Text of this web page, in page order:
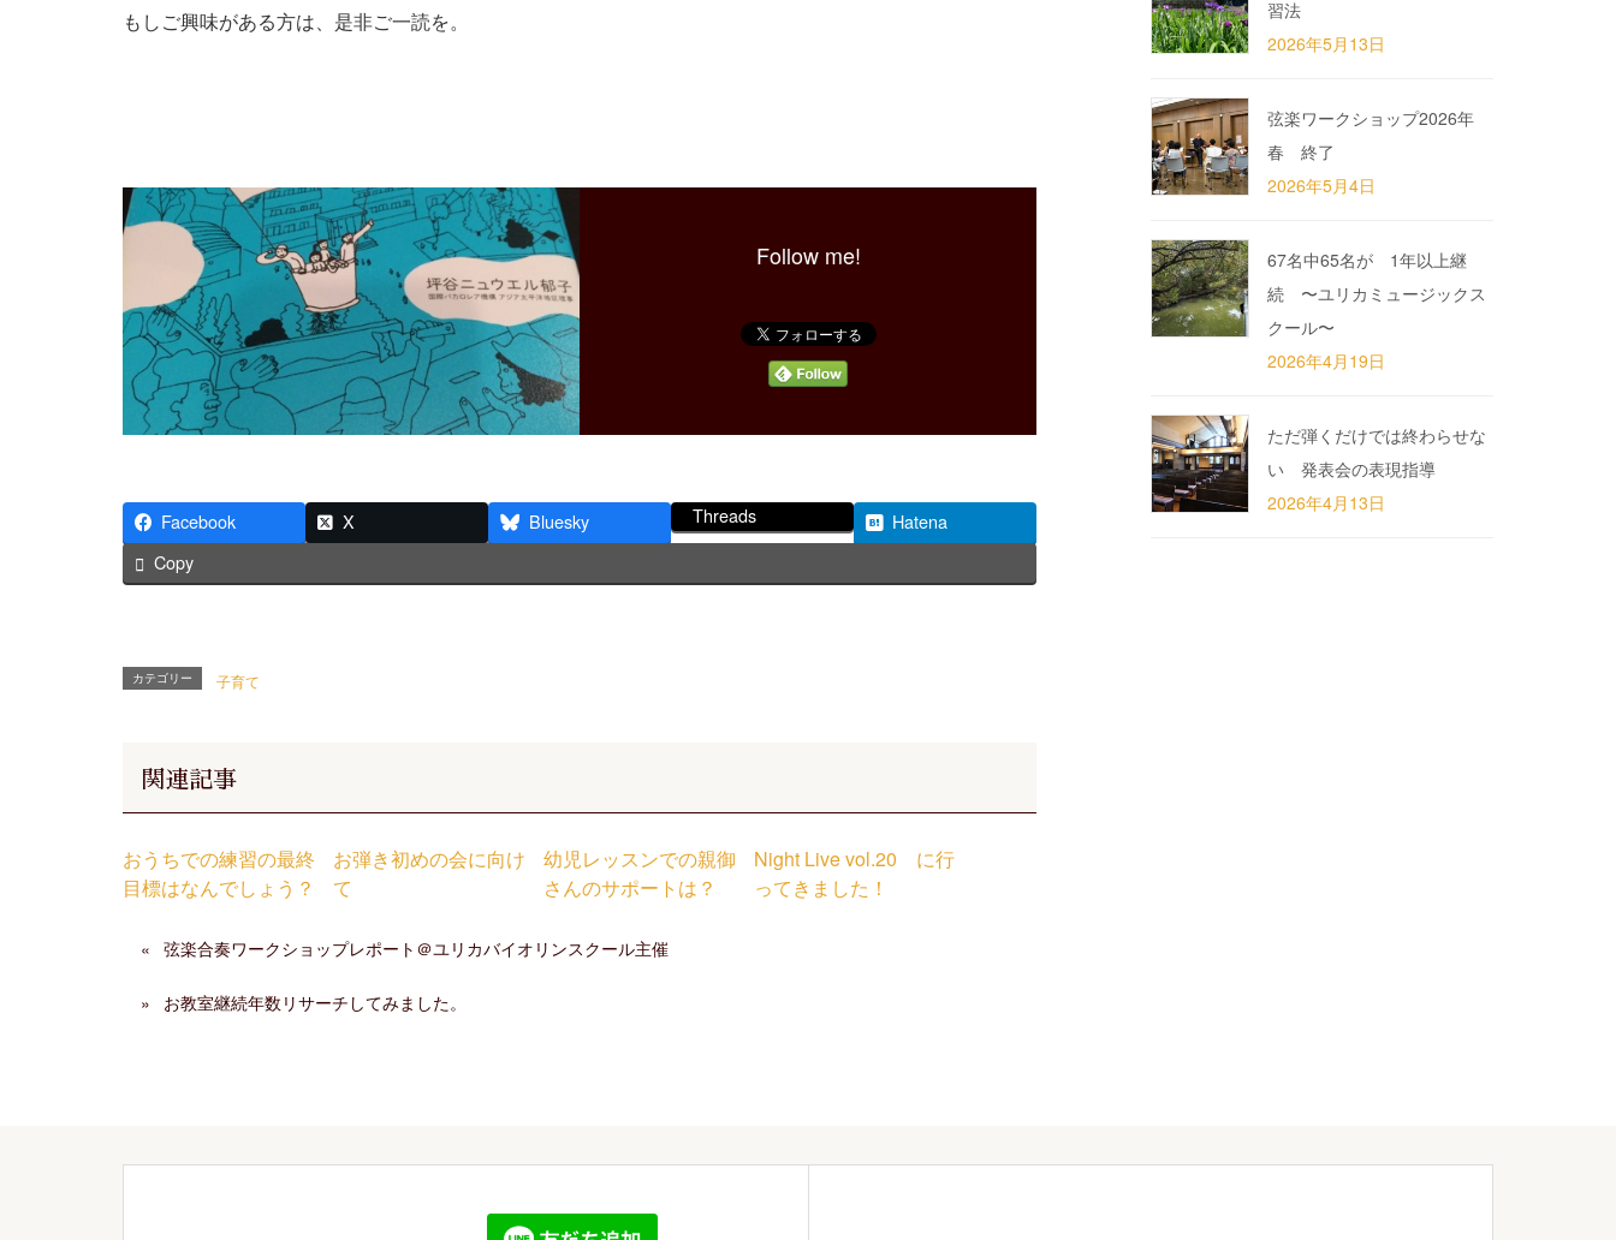
もしご興味がある方は、是非ご一読を。
Follow me!
Facebook X Bluesky Threads
Hatena
Copy
カテゴリー 子育て
関連記事
おうちでの練習の最終
目標はなんでしょう？
お弾き初めの会に向け
て
幼児レッスンでの親御
さんのサポートは？
Night Live vol.20 に行
ってきました！
弦楽合奏ワークショップレポート＠ユリカバイオリンスクール主催
お教室継続年数リサーチしてみました。
習法
2026年5月13日
弦楽ワークショップ2026年
春 終了
2026年5月4日
67名中65名が 1年以上継
続 〜ユリカミュージックス
クール〜
2026年4月19日
ただ弾くだけでは終わらせな
い 発表会の表現指導
2026年4月13日